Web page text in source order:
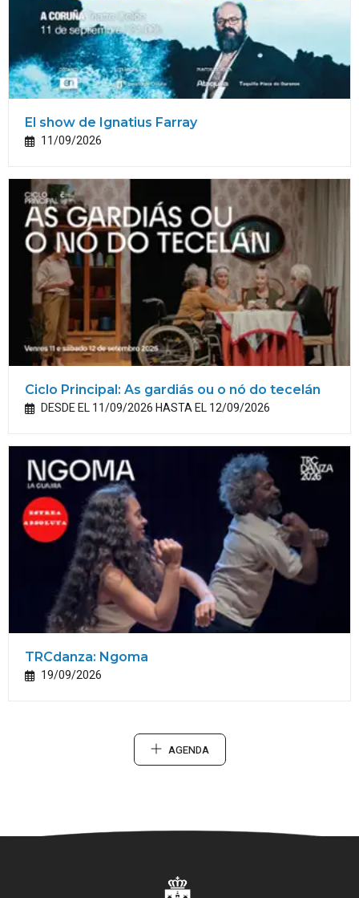
El show de Ignatius Farray
11/09/2026
Ciclo Principal: As gardiás ou o nó do tecelán
DESDE EL 11/09/2026 HASTA EL 12/09/2026
TRCdanza: Ngoma
19/09/2026
AGENDA